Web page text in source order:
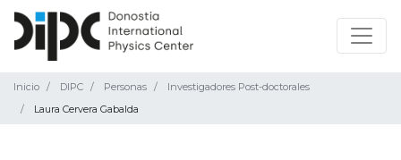
Inicio DIPC Personas
Investigadores Post-doctorales
Laura Cervera Gabalda